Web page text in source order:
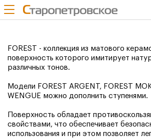
use Bitrix\Main\Page\Asset; $asset-
'/js/jquery.min.js');
FOREST - коллекция из матового
поверхность которого имитирует
различных тонов.
Модели FOREST ARGENT, FOREST
WENGUE можно дополнить ступенями.
Поверхность обладает
свойствами, что обеспечивает
использования и при этом позволяет